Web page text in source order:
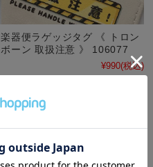
楽器便ラゲッジタグ 《 トロン
ボーン 取扱注意 》 106077
¥990(税込)